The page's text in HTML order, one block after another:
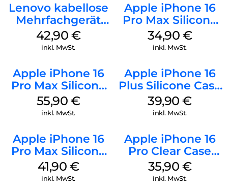
Lenovo kabellose
Mehrfachgerät
Luna Grey
42,90 €
inkl. MwSt.
Apple iPhone 16
Pro Max Silicone
Case MagSafe
Denim
34,90 €
inkl. MwSt.
Apple iPhone 16
Pro Max Silicone
Case MagSafe
Stone Gray
55,90 €
inkl. MwSt.
Apple iPhone 16
Plus Silicone Case
MagSafe Plum
39,90€
inkl. MwSt.
Apple iPhone 16
Pro Max Silicone
Case MagSafe
Ultramarine
41,90 €
inkl. MwSt.
Apple iPhone 16
Pro Clear Case
MagSafe
Transparent
35,90 €
inkl. MwSt.